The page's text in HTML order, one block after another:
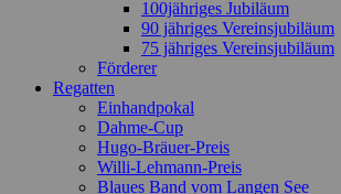
100jähriges Jubiläum
90 jähriges Vereinsjubiläum
75 jähriges Vereinsjubiläum
Förderer
Regatten
Einhandpokal
Dahme-Cup
Hugo-Bräuer-Preis
Willi-Lehmann-Preis
Blaues Band vom Langen See